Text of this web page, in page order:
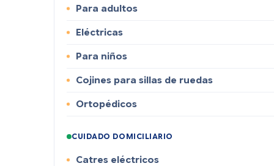
Para adultos
Eléctricas
Para niños
Cojines para sillas de ruedas
Ortopédicos
CUIDADO DOMICILIARIO
Catres eléctricos